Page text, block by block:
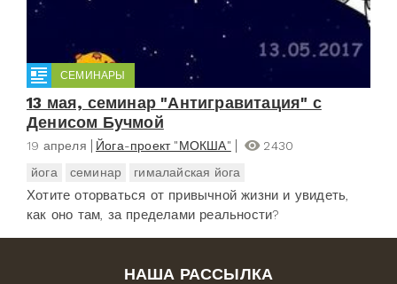
СЕМИНАРЫ
13 мая, семинар "Антигравитация" с
Денисом Бучмой
19 апреля Йога-проект "МОКША"
2430
йога
семинар гималайская йога
Хотите оторваться от привычной жизни и увидеть,
как оно там, за пределами реальности?
НАША РАССЫЛКА